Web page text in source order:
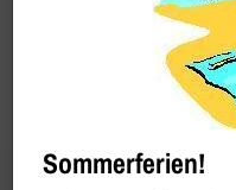
Sommerferien!